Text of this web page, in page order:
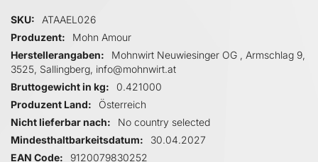
Mehr Informationen
SKU
ATAAEL026
Produzent
Mohn Amour
Herstellerangaben
Mohnwirt Neuwiesinger OG , Armschlag 9,
3525, Sallingberg, info@mohnwirt.at
Bruttogewicht in kg
0.421000
Produzent Land
Österreich
Nicht lieferbar nach
No country selected
Mindesthaltbarkeitsdatum
30.04.2027
EAN Code
9120079830252